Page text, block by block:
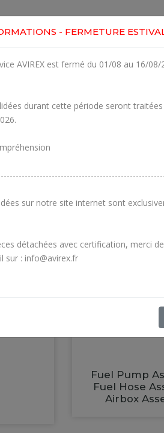
Fuel Pump
Fuel Hose
Airbox
- FERMETURE
AVIREX est fermé du 01/08 au 16/08/
durant cette période seront traitées
sur notre site internet sont
détachées avec certification, merci de
sur : info@avirex.fr